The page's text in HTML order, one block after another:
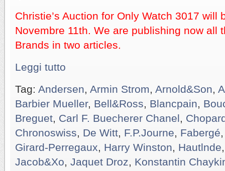
Christie’s Auction for Only Watch 3017 will
Novembre 11th. We are publishing now all
Brands in two articles.
Leggi tutto
Tag: Andersen Armin Strom Arnold&Son
Barbier Mueller, Bell&Ross Blancpain
Breguet Carl F. Buecherer Chanel
Chronoswiss
De Witt F.P.Journe Fabergé
Girard-Perregaux
Harry Winston Hautlnde
Jacob&Xo Jaquet Droz
Konstantin